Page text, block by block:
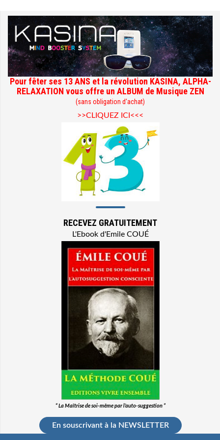
Pour fêter ses 13 ANS et la révolution KASINA, ALPHA-
RELAXATION vous offre un ALBUM de Musique ZEN
(sans obligation d'achat)
>>CLIQUEZ ICI<<<
RECEVEZ GRATUITEMENT
L'Ebook d'Emile COUÉ
“ La Maîtrise de soi-même par l’auto-suggestion ”
En souscrivant à la NEWSLETTER